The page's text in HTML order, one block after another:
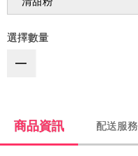
選擇數量
商品資訊 配送服務